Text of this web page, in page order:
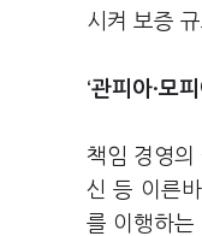
시켜 보증
‘관피아·모
책임 경영의
신 등 이른
를 이행하는